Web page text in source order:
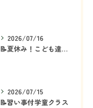
2026/07/16
📝夏休み！こども達の「ココ」を見て！👀
2026/07/15
📝習い事付学童クラス